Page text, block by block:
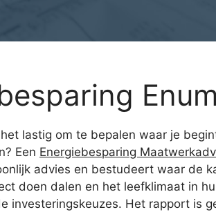
lastig om te bepalen waar je
Een Energiebesparing
advies en bestudeert waar de
doen dalen en het leefklimaat in
investeringskeuzes. Het rapport is